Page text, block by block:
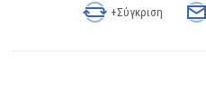
+Σύγκριση